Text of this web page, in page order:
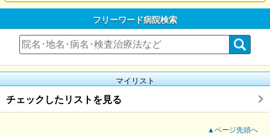
フリーワード病院検索
マイリスト
チェックしたリストを見る
▲ページ先頭へ